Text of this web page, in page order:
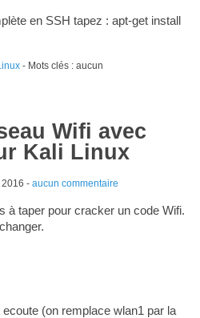
en SSH tapez : apt-get install
- Mots clés : aucun
Wifi avec
Kali Linux
- aucun commentaire
à taper pour cracker un code Wifi.
(on remplace wlan1 par la